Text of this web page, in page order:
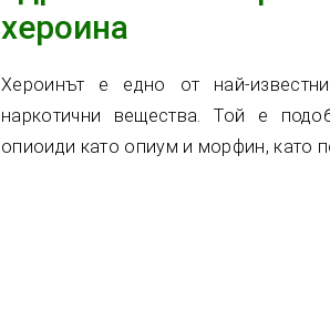
хероина
Хероинът е едно от най-
наркотични вещества. Той е
опиоиди като опиум и морфин, като